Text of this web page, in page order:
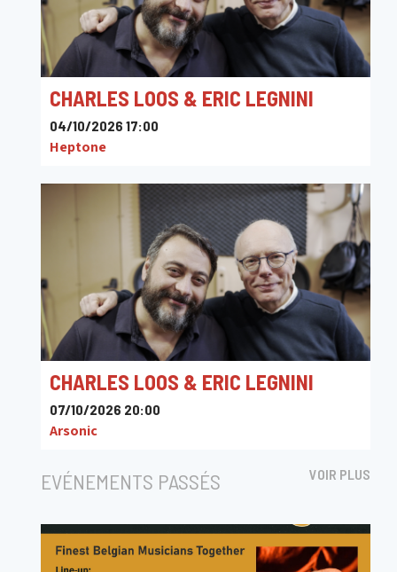
CHARLES LOOS & ERIC LEGNINI
04/10/2026 17:00
Heptone
CHARLES LOOS & ERIC LEGNINI
07/10/2026 20:00
Arsonic
EVÉNEMENTS PASSÉS VOIR PLUS